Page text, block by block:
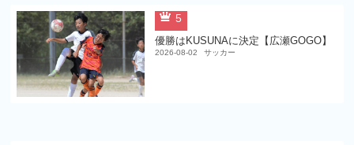
5
優勝はKUSUNAに決定【広瀬GOGO】
2026-08-02 サッカー